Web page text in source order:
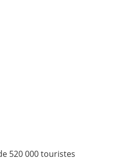
520 000 touristes